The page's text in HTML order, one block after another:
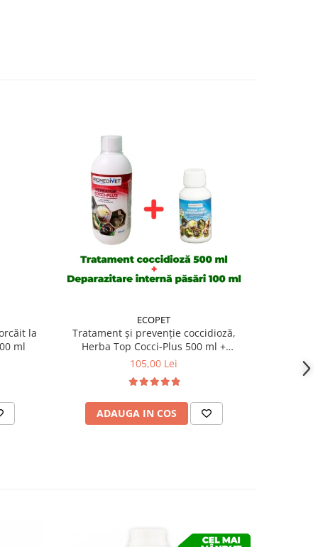
la
ml
ECOPET
Tratament și prevenție coccidioză,
Herba Top Cocci-Plus 500 ml +
Antiparazitar intern pentru păsări
105,00 Lei
ADAUGA IN COS